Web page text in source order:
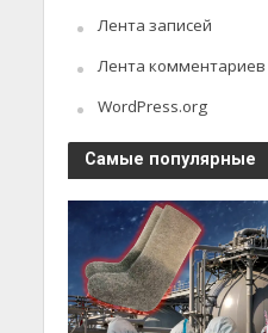
Лента записей
Лента комментариев
WordPress.org
Самые популярные